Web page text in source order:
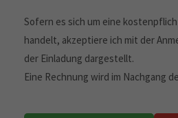
Sofern es sich um eine
handelt, akzeptiere ich mit der
der Einladung dargestellt.
Eine Rechnung wird im Nachgang
Die Kreishandwerkerschaft Kassel
aber auch für die Menschen im
Bedeutung. Sie nimmt als
Gesamtinteressen des